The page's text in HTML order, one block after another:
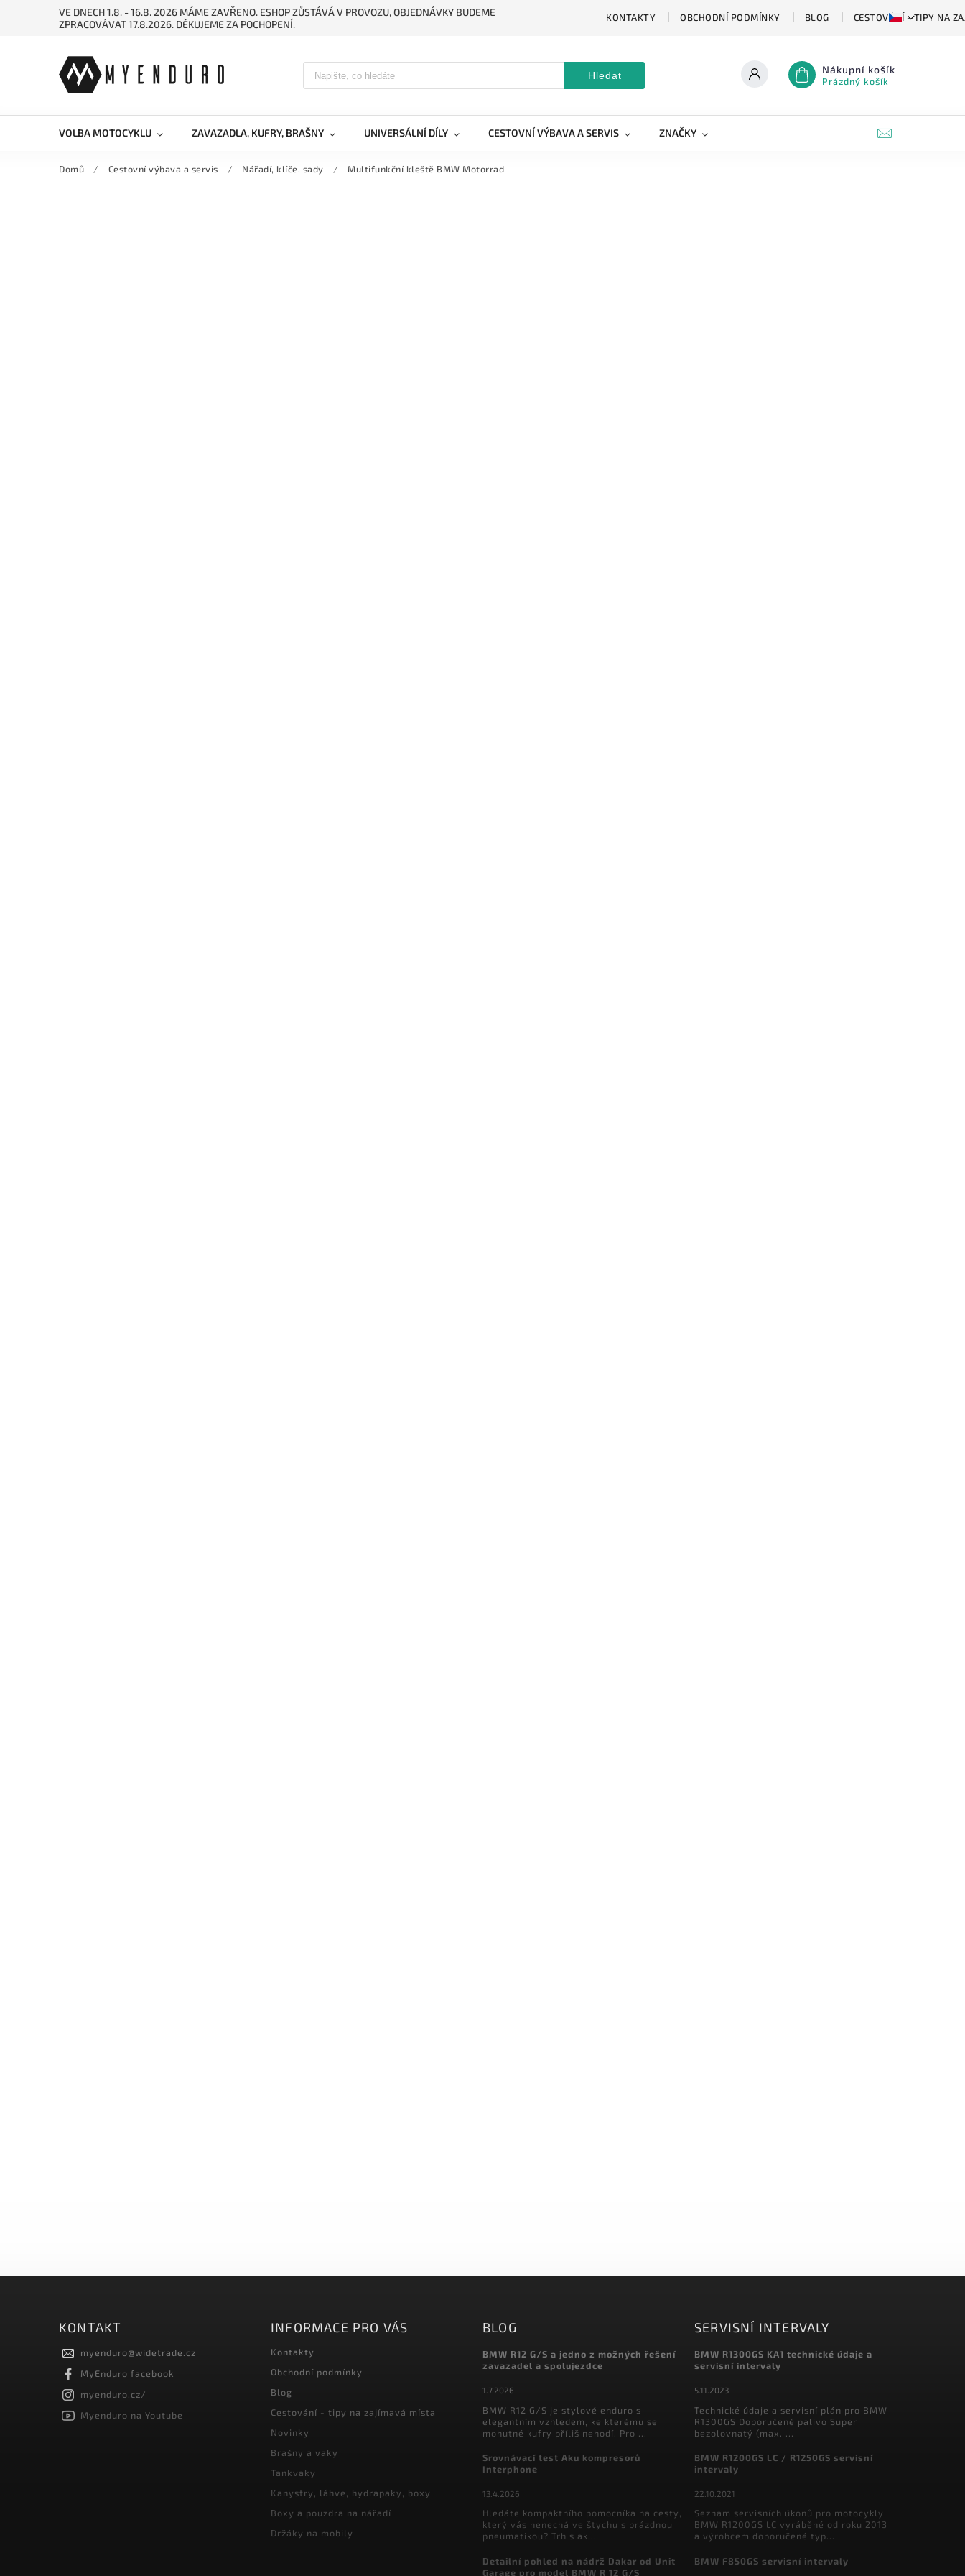
VE DNECH 1.8. - 16.8. 2026 MÁME ZAVŘENO. ESHOP ZŮSTÁVÁ V PROVOZU, OBJEDNÁVKY BUDEME
ZPRACOVÁVAT 17.8.2026. DĚKUJEME ZA POCHOPENÍ.
KONTAKTY OBCHODNÍ PODMÍNKY BLOG CESTOVÁNÍ - TIPY NA
Hledat Nákupní košík
Prázdný košík
VOLBA MOTOCYKLU ZAVAZADLA, KUFRY, BRAŠNY UNIVERSÁLNÍ DÍLY CESTOVNÍ VÝBAVA A SERVIS ZNAČKY
Domů / Cestovní výbava a servis / Nářadí, klíče, sady / Multifunkční kleště BMW Motorrad
KONTAKT
myenduro@widetrade.cz
MyEnduro facebook
myenduro.cz/
Myenduro na Youtube
INFORMACE PRO VÁS
Kontakty
Obchodní podmínky
Blog
Cestování - tipy na zajímavá místa
Novinky
Brašny a vaky
Tankvaky
Kanystry, láhve, hydrapaky, boxy
Boxy a pouzdra na nářadí
Držáky na mobily
BLOG
BMW R12 G/S a jedno z možných řešení
zavazadel a spolujezdce
1.7.2026
BMW R12 G/S je stylové enduro s
elegantním vzhledem, ke kterému se
mohutné kufry příliš nehodí. Pro ...
Srovnávací test Aku kompresorů
Interphone
13.4.2026
Hledáte kompaktního pomocníka na cesty,
který vás nenechá ve štychu s prázdnou
pneumatikou? Trh s ak...
Detailní pohled na nádrž Dakar od Unit
Garage pro model BMW R 12 G/S
SERVISNÍ INTERVALY
BMW R1300GS KA1 technické údaje a
servisní intervaly
5.11.2023
Technické údaje a servisní plán pro BMW
R1300GS Doporučené palivo Super
bezolovnatý (max. ...
BMW R1200GS LC / R1250GS servisní
intervaly
22.10.2021
Seznam servisních úkonů pro motocykly
BMW R1200GS LC vyráběné od roku 2013
a výrobcem doporučené typ...
BMW F850GS servisní intervaly